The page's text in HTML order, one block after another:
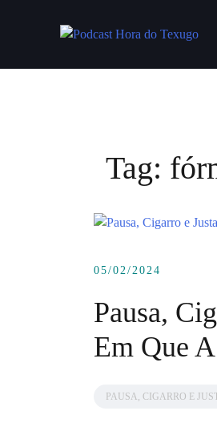
Tag:
05/02/2024
Pausa,
Em Que
PAUSA, CIGARRO E